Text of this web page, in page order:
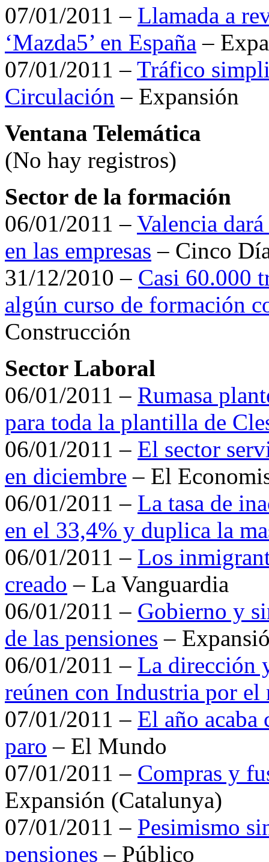
07/01/2011 – Llamada a
‘Mazda5’ en España –
07/01/2011 – Tráfico
Circulación – Expansión
Ventana Telemática
(No hay registros)
Sector de la formación
06/01/2011 – Valencia
en las empresas – Cinco
31/12/2010 – Casi 60.000
algún curso de formación
Construcción
Sector Laboral
06/01/2011 – Rumasa
para toda la plantilla de
06/01/2011 – El sector
en diciembre – El
06/01/2011 – La tasa de
en el 33,4% y duplica la
06/01/2011 – Los
creado – La Vanguardia
06/01/2011 – Gobierno y
de las pensiones –
06/01/2011 – La dirección
reúnen con Industria por el
07/01/2011 – El año acaba
paro – El Mundo
07/01/2011 – Compras y
Expansión (Catalunya)
07/01/2011 – Pesimismo
pensiones – Público